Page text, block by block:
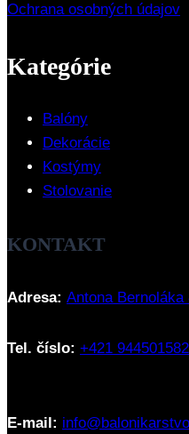
Ochrana osobných údajov
Kategórie
Balóny
Dekorácie
Kostýmy
Stolovanie
KONTAKT
Adresa: Antona
Tel. číslo: +421 944501582
E-mail: